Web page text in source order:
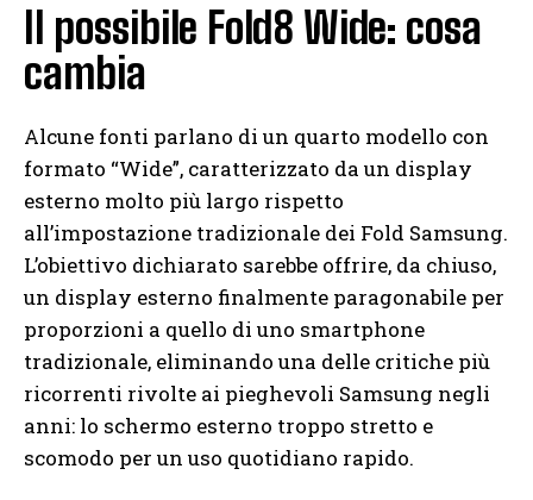
Il possibile Fold8 Wide: cosa
cambia
Alcune fonti parlano di un quarto modello con
formato “Wide”, caratterizzato da un display
esterno molto più largo rispetto
all’impostazione tradizionale dei Fold Samsung.
L’obiettivo dichiarato sarebbe offrire, da chiuso,
un display esterno finalmente paragonabile per
proporzioni a quello di uno smartphone
tradizionale, eliminando una delle critiche più
ricorrenti rivolte ai pieghevoli Samsung negli
anni: lo schermo esterno troppo stretto e
scomodo per un uso quotidiano rapido.